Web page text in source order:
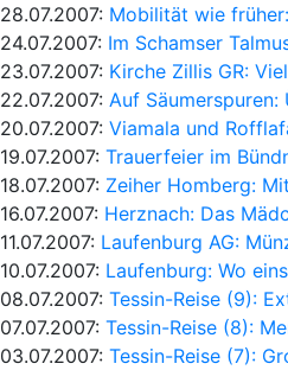
28.07.2007: Mobilität wie
24.07.2007: Im Schamser
23.07.2007: Kirche Zillis GR:
22.07.2007: Auf
20.07.2007: Viamala und
19.07.2007: Trauerfeier im
18.07.2007: Zeiher Homberg:
16.07.2007: Herznach: Das
11.07.2007: Laufenburg AG:
10.07.2007: Laufenburg: Wo
08.07.2007: Tessin-Reise (9):
07.07.2007: Tessin-Reise (8):
03.07.2007: Tessin-Reise (7):